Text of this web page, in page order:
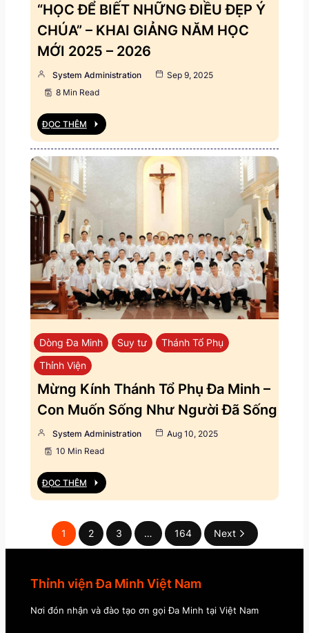
“HỌC ĐỂ BIẾT NHỮNG ĐIỀU ĐẸP Ý
CHÚA” – KHAI GIẢNG NĂM HỌC
MỚI 2025 – 2026
System Administration
Sep 9, 2025
8 Min Read
ĐỌC THÊM
Dòng Đa Minh Suy tư
Thánh Tổ Phụ
Thỉnh Viện
Mừng Kính Thánh Tổ Phụ Đa Minh –
Con Muốn Sống Như Người Đã Sống
System Administration
Aug 10, 2025
10 Min Read
ĐỌC THÊM
1 2 3 … 164 Next
Thỉnh viện Đa Minh Việt Nam
Nơi đón nhận và đào tạo ơn gọi Đa Minh tại Việt Nam